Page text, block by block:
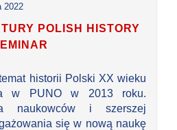
2022
POLISH HISTORY
historii Polski XX wieku
w PUNO w 2013 roku.
naukowców i szerszej
się w nową naukę